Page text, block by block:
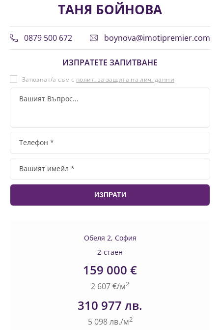
ТАНЯ БОЙНОВА
0879 500 672 boynova@imotipremier.com
ИЗПРАТЕТЕ ЗАПИТВАНЕ
Запознат/а съм с полит. за защита на лич. данни
Обеля 2, София
2-стаен
159 000 €
2 607 €/м2
310 977 лв.
5 098 лв./м2